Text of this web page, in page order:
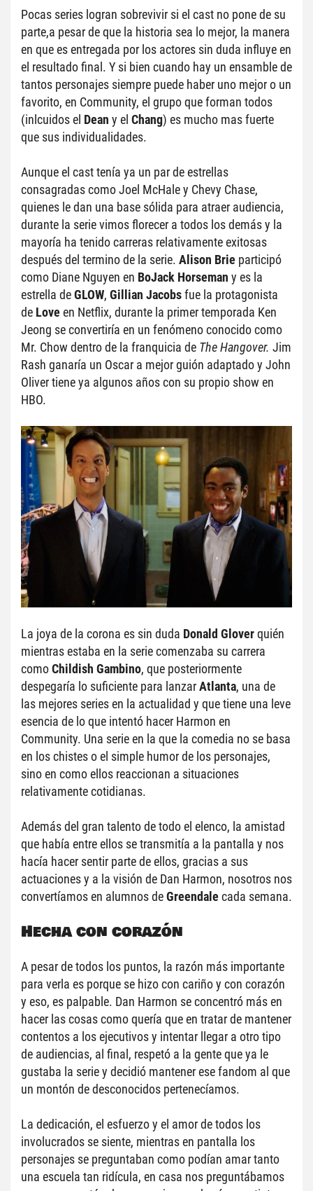
Pocas series logran sobrevivir si el cast no pone de su
parte,a pesar de que la historia sea lo mejor, la manera
en que es entregada por los actores sin duda influye en
el resultado final. Y si bien cuando hay un ensamble de
tantos personajes siempre puede haber uno mejor o un
favorito, en Community, el grupo que forman todos
(inlcuidos el Dean y el Chang) es mucho mas fuerte
que sus individualidades.
Aunque el cast tenía ya un par de estrellas
consagradas como Joel McHale y Chevy Chase,
quienes le dan una base sólida para atraer audiencia,
durante la serie vimos florecer a todos los demás y la
mayoría ha tenido carreras relativamente exitosas
después del termino de la serie. Alison Brie participó
como Diane Nguyen en BoJack Horseman y es la
estrella de GLOW, Gillian Jacobs fue la protagonista
de Love en Netflix, durante la primer temporada Ken
Jeong se convertiría en un fenómeno conocido como
Mr. Chow dentro de la franquicia de The Hangover. Jim
Rash ganaría un Oscar a mejor guión adaptado y John
Oliver tiene ya algunos años con su propio show en
HBO.
La joya de la corona es sin duda Donald Glover quién
mientras estaba en la serie comenzaba su carrera
como Childish Gambino, que posteriormente
despegaría lo suficiente para lanzar Atlanta, una de
las mejores series en la actualidad y que tiene una leve
esencia de lo que intentó hacer Harmon en
Community. Una serie en la que la comedia no se basa
en los chistes o el simple humor de los personajes,
sino en como ellos reaccionan a situaciones
relativamente cotidianas.
Además del gran talento de todo el elenco, la amistad
que había entre ellos se transmitía a la pantalla y nos
hacía hacer sentir parte de ellos, gracias a sus
actuaciones y a la visión de Dan Harmon, nosotros nos
convertíamos en alumnos de Greendale cada semana.
Hecha con corazón
A pesar de todos los puntos, la razón más importante
para verla es porque se hizo con cariño y con corazón
y eso, es palpable. Dan Harmon se concentró más en
hacer las cosas como quería que en tratar de mantener
contentos a los ejecutivos y intentar llegar a otro tipo
de audiencias, al final, respetó a la gente que ya le
gustaba la serie y decidió mantener ese fandom al que
un montón de desconocidos pertenecíamos.
La dedicación, el esfuerzo y el amor de todos los
involucrados se siente, mientras en pantalla los
personajes se preguntaban como podían amar tanto
una escuela tan ridícula, en casa nos preguntábamos